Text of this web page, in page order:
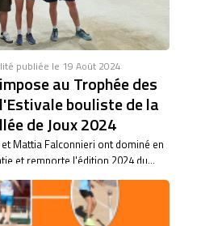
publiée le 19 Août 2024
au Trophée des
bouliste de la
de Joux 2024
Mattia Falconnieri ont dominé en
et remporte l'édition 2024 du...